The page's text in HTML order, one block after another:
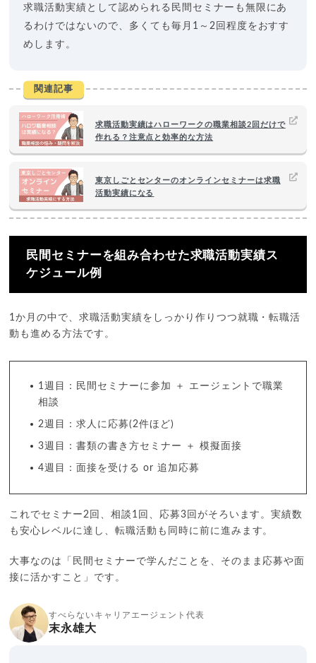
求職活動実績として認められる民間セミナーも無限にあ
るわけではないので、多くても毎月1～2回程度をおすす
めします。
関連記事
求職活動実績はハローワークの職業相談2回だけで
作れる？注意点と効率的な方法
東京しごとセンターのオンラインセミナーは求職
活動実績になる
民間セミナーを組み合わせた求職活動実績ス
ケジュール例
1か月の中で、求職活動実績をしっかり作りつつ就職・転職活
動も進める方法です。
1週目：民間セミナーに参加 ＋ エージェントで職業
相談
2週目：求人に応募(2件ほど)
3週目：書類の書き方セミナー ＋ 模擬面接
4週目：面接を受ける or 追加応募
これでセミナー2回、相談1回、応募3回がそろいます。実績数
も安心レベルに達し、転職活動も同時に前に進みます。
大事なのは「民間セミナーで学んだことを、そのまま応募や面
接に活かすこと」です。
すべらないキャリアエージェント代表
末永雄大